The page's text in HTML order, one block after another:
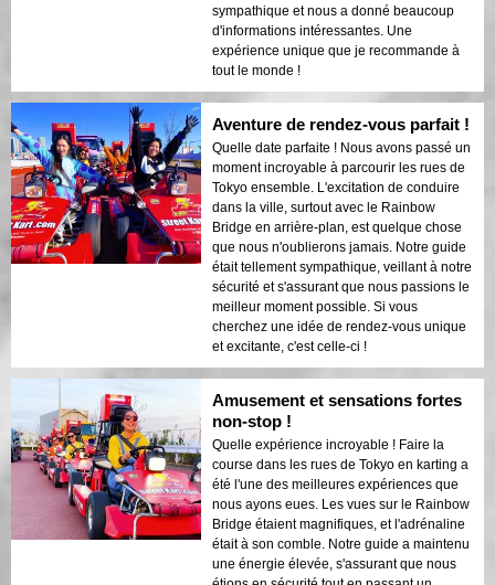
sympathique et nous a donné beaucoup
d'informations intéressantes. Une
expérience unique que je recommande à
tout le monde !
Aventure de rendez-vous parfait !
Quelle date parfaite ! Nous avons passé un
moment incroyable à parcourir les rues de
Tokyo ensemble. L'excitation de conduire
dans la ville, surtout avec le Rainbow
Bridge en arrière-plan, est quelque chose
que nous n'oublierons jamais. Notre guide
était tellement sympathique, veillant à notre
sécurité et s'assurant que nous passions le
meilleur moment possible. Si vous
cherchez une idée de rendez-vous unique
et excitante, c'est celle-ci !
Amusement et sensations fortes
non-stop !
Quelle expérience incroyable ! Faire la
course dans les rues de Tokyo en karting a
été l'une des meilleures expériences que
nous ayons eues. Les vues sur le Rainbow
Bridge étaient magnifiques, et l'adrénaline
était à son comble. Notre guide a maintenu
une énergie élevée, s'assurant que nous